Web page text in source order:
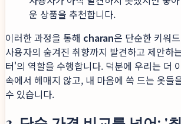
운 상품을 추천합니다.
이러한 과정을 통해 charan은 단순한 키워
사용자의 숨겨진 취향까지 발견하고 제안하
터'의 역할을 수행합니다. 덕분에 우리는 더
속에서 헤매지 않고, 내 마음에 쏙 드는 옷들
수 있습니다.